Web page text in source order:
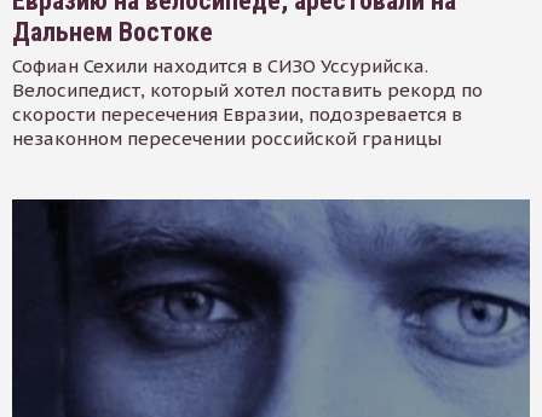
Дальнем Востоке
Софиан Сехили находится в СИЗО Уссурийска.
Велосипедист, который хотел поставить рекорд по
скорости пересечения Евразии, подозревается в
незаконном пересечении российской границы